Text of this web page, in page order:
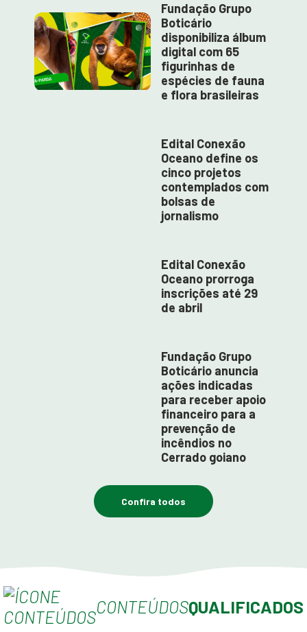
Fundação Grupo
Boticário
disponibiliza álbum
digital com 65
figurinhas de
espécies de fauna
e flora brasileiras
Edital Conexão
Oceano define os
cinco projetos
contemplados com
bolsas de
jornalismo
Edital Conexão
Oceano prorroga
inscrições até 29
de abril
Fundação Grupo
Boticário anuncia
ações indicadas
para receber apoio
financeiro para a
prevenção de
incêndios no
Cerrado goiano
Confira todos
CONTEÚDOSQUALIFICADOS